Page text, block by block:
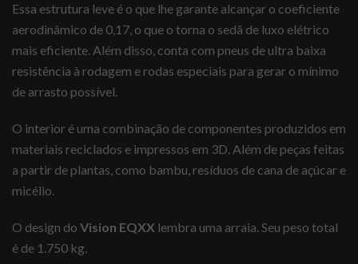
Essa estrutura leve é o que lhe garante alcançar o coeficiente
aerodinâmico de 0,17, o que o torna o sedã de luxo elétrico
mais eficiente. Além disso, conta com pneus de ultra baixa
resistência à rodagem e rodas especiais para gerar o mínimo
de arrasto possível.
O interior é uma combinação de componentes produzidos em
materiais reciclados e impressos em 3D. Além de peças feitas
a partir de plantas, como bambu, resíduos de cana de açúcar e
micélio.
O design do Vision EQXX lembra uma arraia. Seu peso total
é de 1.750 kg.